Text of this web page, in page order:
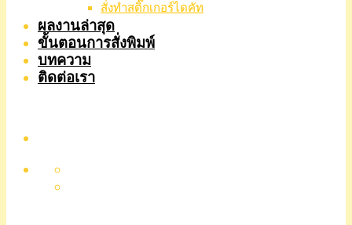
สั่งทําสติ๊กเกอร์ไดคัท
ผลงานล่าสุด
ขั้นตอนการสั่งพิมพ์
บทความ
ติดต่อเรา